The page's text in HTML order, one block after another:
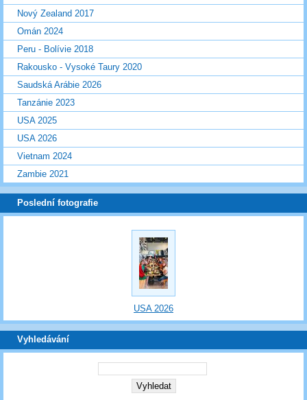
Nový Zealand 2017
Omán 2024
Peru - Bolívie 2018
Rakousko - Vysoké Taury 2020
Saudská Arábie 2026
Tanzánie 2023
USA 2025
USA 2026
Vietnam 2024
Zambie 2021
Poslední fotografie
USA 2026
Vyhledávání